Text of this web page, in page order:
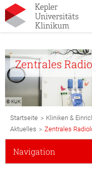
Zentrales
© KUK
Breadcrumb
Navigation
Startseite > Kliniken &
Aktuelles > Zentrales
Subnavigation
Mobile
Navigation